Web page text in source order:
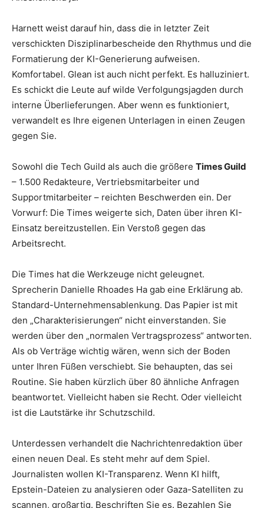
Harnett weist darauf hin, dass die in letzter Zeit
verschickten Disziplinarbescheide den Rhythmus und die
Formatierung der KI-Generierung aufweisen.
Komfortabel. Glean ist auch nicht perfekt. Es halluziniert.
Es schickt die Leute auf wilde Verfolgungsjagden durch
interne Überlieferungen. Aber wenn es funktioniert,
verwandelt es Ihre eigenen Unterlagen in einen Zeugen
gegen Sie.
Sowohl die Tech Guild als auch die größere Times Guild
– 1.500 Redakteure, Vertriebsmitarbeiter und
Supportmitarbeiter – reichten Beschwerden ein. Der
Vorwurf: Die Times weigerte sich, Daten über ihren KI-
Einsatz bereitzustellen. Ein Verstoß gegen das
Arbeitsrecht.
Die Times hat die Werkzeuge nicht geleugnet.
Sprecherin Danielle Rhoades Ha gab eine Erklärung ab.
Standard-Unternehmensablenkung. Das Papier ist mit
den „Charakterisierungen“ nicht einverstanden. Sie
werden über den „normalen Vertragsprozess“ antworten.
Als ob Verträge wichtig wären, wenn sich der Boden
unter Ihren Füßen verschiebt. Sie behaupten, das sei
Routine. Sie haben kürzlich über 80 ähnliche Anfragen
beantwortet. Vielleicht haben sie Recht. Oder vielleicht
ist die Lautstärke ihr Schutzschild.
Unterdessen verhandelt die Nachrichtenredaktion über
einen neuen Deal. Es steht mehr auf dem Spiel.
Journalisten wollen KI-Transparenz. Wenn KI hilft,
Epstein-Dateien zu analysieren oder Gaza-Satelliten zu
scannen, großartig. Beschriften Sie es. Bezahlen Sie